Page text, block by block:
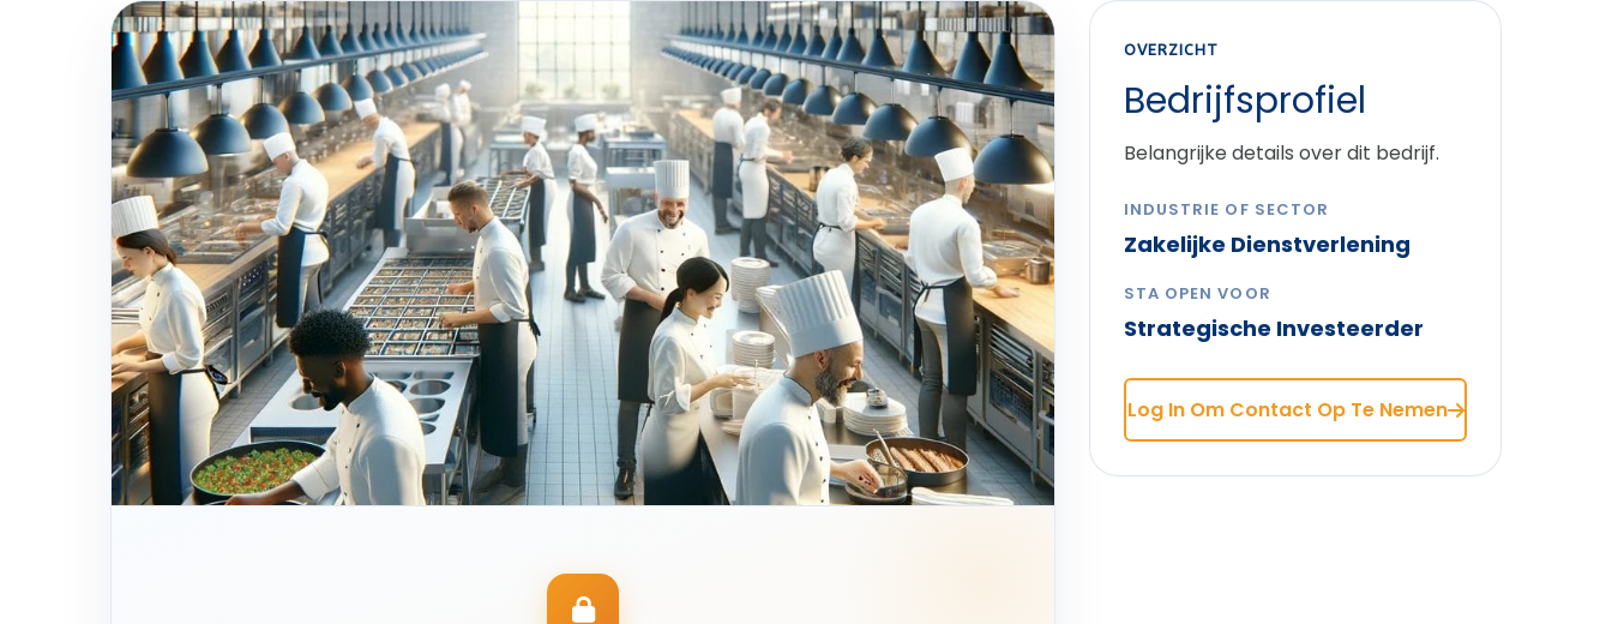
OVERZICHT
Bedrijfsprofiel
Belangrijke details over dit bedrijf.
INDUSTRIE OF SECTOR
Zakelijke Dienstverlening
STA OPEN VOOR
Strategische Investeerder
Log In Om Contact Op Te Nemen